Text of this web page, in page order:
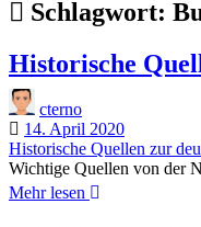
Schlagwort:
Historische
cterno
14. April 2020
Historische Quellen zur
Wichtige Quellen von der
Mehr lesen Historische